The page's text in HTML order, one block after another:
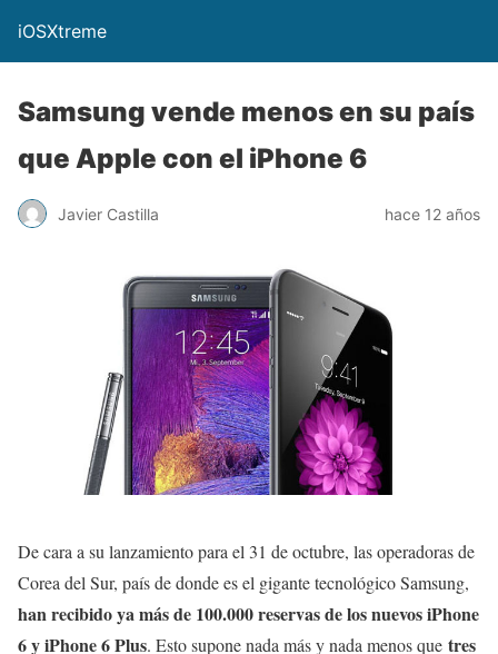
iOSXtreme
Samsung vende menos en su país
que Apple con el iPhone 6
Javier Castilla hace 12 años
De cara a su lanzamiento para el 31 de octubre, las operadoras de
Corea del Sur, país de donde es el gigante tecnológico Samsung,
han recibido ya más de 100.000 reservas de los nuevos iPhone
6 y iPhone 6 Plus. Esto supone nada más y nada menos que tres